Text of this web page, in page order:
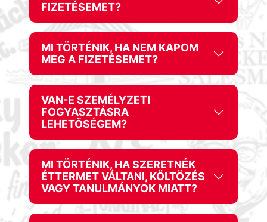
FIZETÉSEMET?
MI TÖRTÉNIK, HA NEM KAPOM
MEG A FIZETÉSEMET?
VAN-E SZEMÉLYZETI
FOGYASZTÁSRA
LEHETŐSÉGEM?
MI TÖRTÉNIK, HA SZERETNÉK
ÉTTERMET VÁLTANI, KÖLTÖZÉS
VAGY TANULMÁNYOK MIATT?